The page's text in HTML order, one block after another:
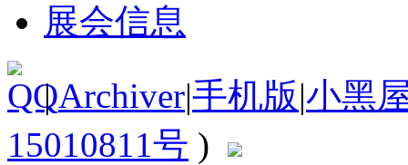
展会信息
| Archiver|手机版|小黑
15010811号 )